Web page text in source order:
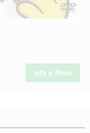
Info o filmu